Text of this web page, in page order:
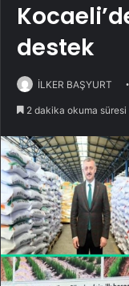
destek
İLKER BAŞYURT
2 dakika okuma süresi